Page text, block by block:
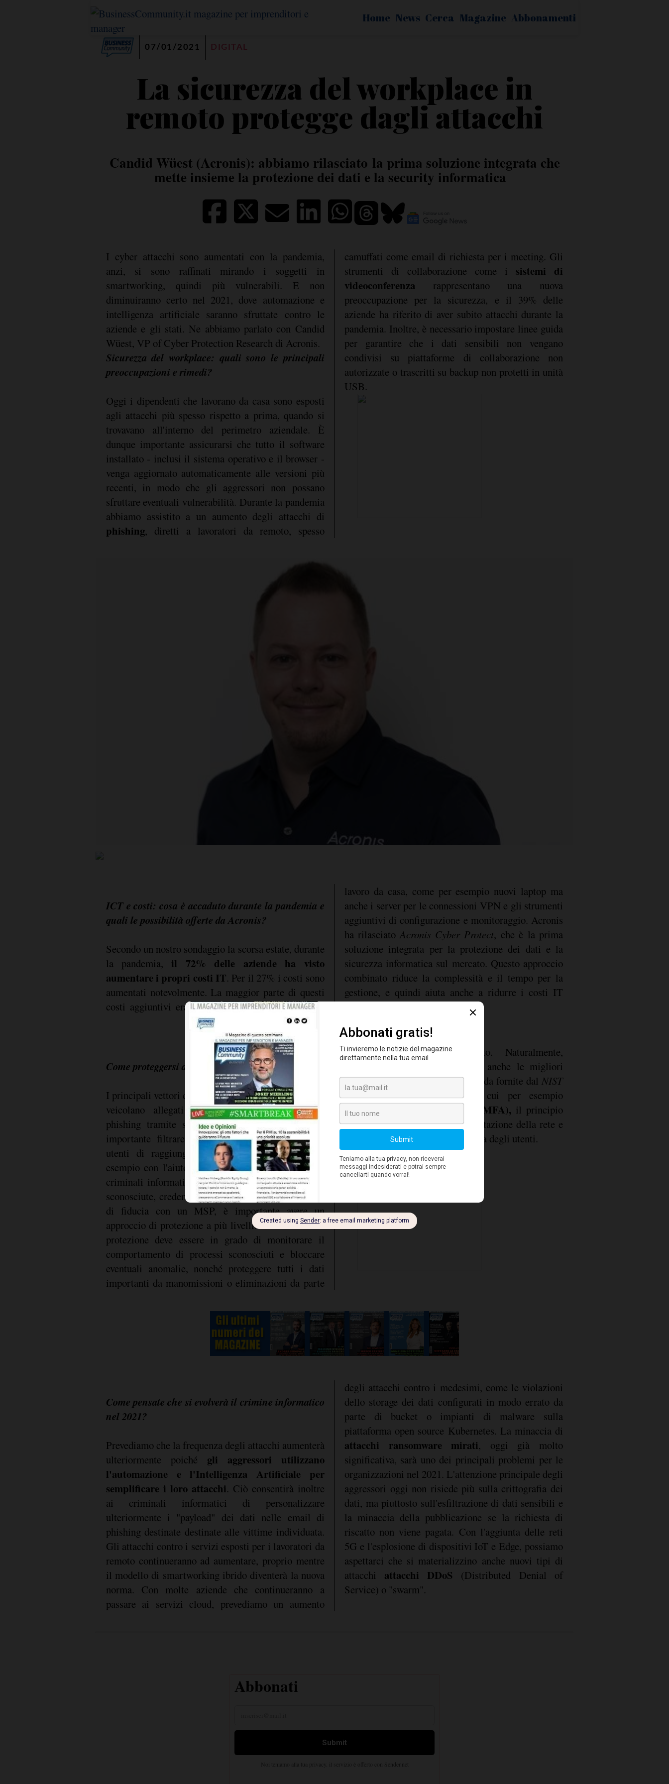
Home News Cerca Magazine Abbonamenti
07/01/2021 DIGITAL
La sicurezza del workplace in
remoto protegge dagli attacchi
Candid Wüest (Acronis): abbiamo rilasciato la prima soluzione integrata che
mette insieme la protezione dei dati e la security informatica
I cyber attacchi sono aumentati con la pandemia,
anzi, si sono raffinati mirando i soggetti in
smartworking, quindi più vulnerabili. E non
diminuiranno certo nel 2021, dove automazione e
intelligenza artificiale saranno sfruttate contro le
aziende e gli stati. Ne abbiamo parlato con Candid
Wüest, VP of Cyber Protection Research di Acronis.
Sicurezza del workplace: quali sono le principali
preoccupazioni e rimedi?
Oggi i dipendenti che lavorano da casa sono esposti
agli attacchi più spesso rispetto a prima, quando si
trovavano all'interno del perimetro aziendale. È
dunque importante assicurarsi che tutto il software
installato - inclusi il sistema operativo e il browser -
venga aggiornato automaticamente alle versioni più
recenti, in modo che gli aggressori non possano
sfruttare eventuali vulnerabilità. Durante la pandemia
abbiamo assistito a un aumento degli attacchi di
phishing, diretti a lavoratori da remoto, spesso
camuffati come email di richiesta per i meeting. Gli
strumenti di collaborazione come i sistemi di
videoconferenza rappresentano una nuova
preoccupazione per la sicurezza, e il 39% delle
aziende ha riferito di aver subito attacchi durante la
pandemia. Inoltre, è necessario impostare linee guida
per garantire che i dati sensibili non vengano
condivisi su piattaforme di collaborazione non
autorizzate o trascritti su backup non protetti in unità
USB.
ICT e costi: cosa è accaduto durante la pandemia e
quali le possibilità offerte da Acronis?
Secondo un nostro sondaggio la scorsa estate, durante
la pandemia, il 72% delle aziende ha visto
aumentare i propri costi IT. Per il 27% i costi sono
aumentati notevolmente. La maggior parte di questi
costi aggiuntivi era dovuta ai nuovi requisiti per il
lavoro da casa, come per esempio nuovi laptop ma
anche i server per le connessioni VPN e gli strumenti
aggiuntivi di configurazione e monitoraggio. Acronis
ha rilasciato Acronis Cyber Protect, che è la prima
soluzione integrata per la protezione dei dati e la
sicurezza informatica sul mercato. Questo approccio
combinato riduce la complessità e il tempo per la
gestione, e quindi aiuta anche a ridurre i costi IT
Come proteggersi dai principali attacchi?
I principali vettori di attacco sono le email infette che
veicolano allegati pericolosi o collegamenti di
phishing tramite servizi privi di patch. È quindi
importante filtrare le email infette, evitando agli
utenti di raggiungere siti Web di phishing, per
esempio con l'aiuto di unWeb Filtering. Poiché i
criminali informatici possono sfruttare vulnerabilità
sconosciute, credenziali rubate o persino il rapporto
di fiducia con un MSP, è importante avere un
approccio di protezione a più livelli. La soluzione di
protezione deve essere in grado di monitorare il
comportamento di processi sconosciuti e bloccare
eventuali anomalie, nonché proteggere tutti i dati
importanti da manomissioni o eliminazioni da parte
di un utente malintenzionato. Naturalmente,
dovrebbero essere implementate anche le migliori
pratiche di base come le linee guida fornite dal NIST
Cybersecurity Framework, tra cui per esempio
l'autenticazione a più fattori (MFA), il principio
del privilegio minimo, la segmentazione della rete e
la formazione sulla consapevolezza degli utenti.
Come pensate che si evolverà il crimine informatico
nel 2021?
Prevediamo che la frequenza degli attacchi aumenterà
ulteriormente poiché gli aggressori utilizzano
l'automazione e l'Intelligenza Artificiale per
semplificare i loro attacchi. Ciò consentirà inoltre
ai criminali informatici di personalizzare
ulteriormente i "payload" dei dati nelle email di
phishing destinate destinate alle vittime individuata.
Gli attacchi contro i servizi esposti per i lavoratori da
remoto continueranno ad aumentare, proprio mentre
il modello di smartworking ibrido diventerà la nuova
norma. Con molte aziende che continueranno a
passare ai servizi cloud, prevediamo un aumento
degli attacchi contro i medesimi, come le violazioni
dello storage dei dati configurati in modo errato da
parte di bucket o impianti di malware sulla
piattaforma open source Kubernetes. La minaccia di
attacchi ransomware mirati, oggi già molto
significativa, sarà uno dei principali problemi per le
organizzazioni nel 2021. L'attenzione principale degli
aggressori oggi non risiede più sulla crittografia dei
dati, ma piuttosto sull'esfiltrazione di dati sensibili e
la minaccia della pubblicazione se la richiesta di
riscatto non viene pagata. Con l'aggiunta delle reti
5G e l'esplosione di dispositivi IoT e Edge, possiamo
aspettarci che si materializzino anche nuovi tipi di
attacchi attacchi DDoS (Distributed Denial of
Service) o "swarm".